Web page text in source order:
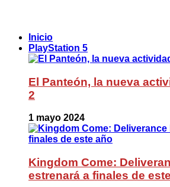
Inicio
PlayStation 5
El Panteón, la nueva
2
1 mayo 2024
Kingdom Come:
estrenará a finales de